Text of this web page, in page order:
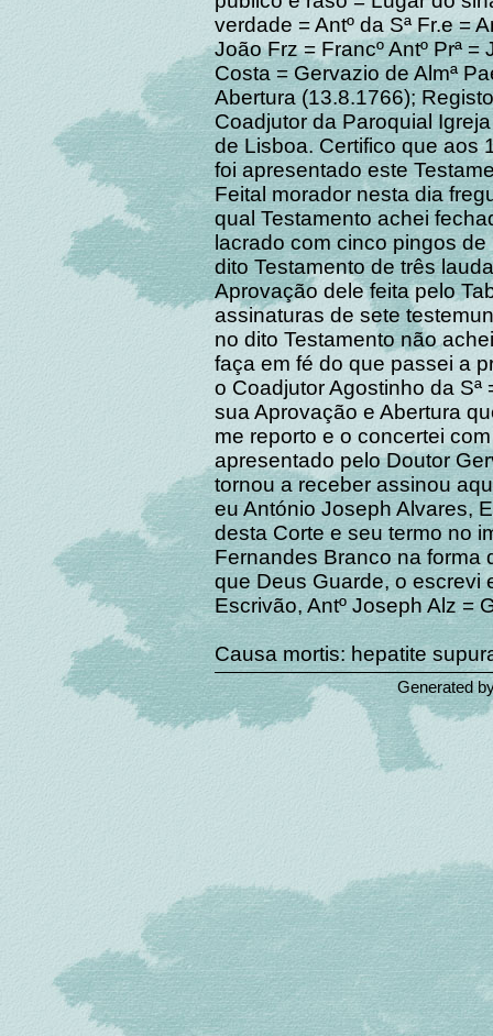
verdade = Antº da Sª Fr.e =
João Frz = Francº Antº Prª
Costa = Gervazio de Almª
Abertura (13.8.1766);
Coadjutor da Paroquial
de Lisboa. Certifico que aos
foi apresentado este
Feital morador nesta dia
qual Testamento achei
lacrado com cinco pingos
dito Testamento de três
Aprovação dele feita pelo
assinaturas de sete
no dito Testamento não
faça em fé do que passei a
o Coadjutor Agostinho da
sua Aprovação e Abertura
me reporto e o concertei
apresentado pelo Doutor
tornou a receber assinou
eu António Joseph Alvares,
desta Corte e seu termo no
Fernandes Branco na forma
que Deus Guarde, o escrevi
Escrivão, Antº Joseph Alz =
Causa mortis: hepatite
Generated